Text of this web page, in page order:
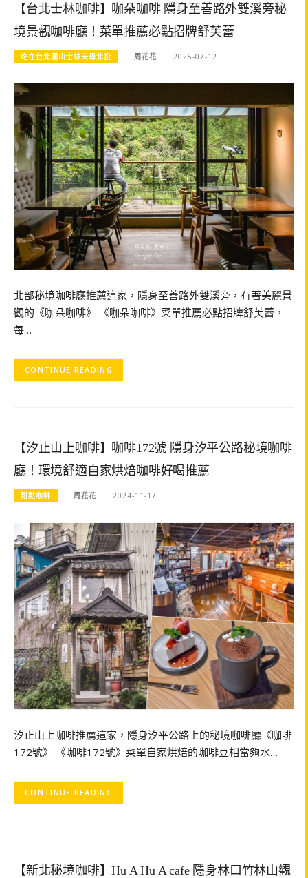
【台北士林咖啡】咖朵咖啡 隱身至善路外雙溪旁秘
境景觀咖啡廳！菜單推薦必點招牌舒芙蕾
吃在台北圓山士林天母北投 周花花 2025-07-12
北部秘境咖啡廳推薦這家，隱身至善路外雙溪旁，有著美麗景
觀的《咖朵咖啡》 《咖朵咖啡》菜單推薦必點招牌舒芙蕾，
每…
CONTINUE READING
【汐止山上咖啡】咖啡172號 隱身汐平公路秘境咖啡
廳！環境舒適自家烘焙咖啡好喝推薦
甜點咖啡 周花花 2024-11-17
汐止山上咖啡推薦這家，隱身汐平公路上的秘境咖啡廳《咖啡
172號》 《咖啡172號》菜單自家烘焙的咖啡豆相當夠水…
CONTINUE READING
【新北秘境咖啡】Hu A Hu A cafe 隱身林口竹林山觀